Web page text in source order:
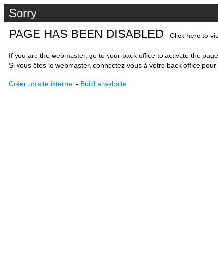
Sorry
PAGE HAS BEEN DISABLED - Click here to
If you are the webmaster, go to your back office to activate the
Si vous êtes le webmaster, connectez-vous à votre back office
Créer un site internet - Build a website